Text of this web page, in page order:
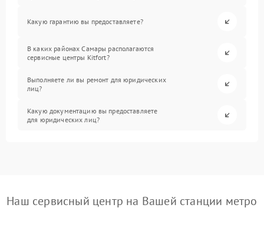
Какую гарантию вы предоставляете?
В каких районах Самары располагаются
сервисные центры Kitfort?
Выполняете ли вы ремонт для юридических
лиц?
Какую документацию вы предоставляете
для юридических лиц?
Наш сервисный центр на Вашей станции метро